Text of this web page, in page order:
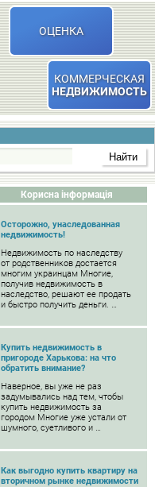
ОЦЕНКА
КОММЕРЧЕСКАЯ
НЕДВИЖИМОСТЬ
Корисна інформація
Осторожно, унаследованная
недвижимость!
Недвижимость по наследству
от родственников достается
многим украинцам Многие,
получив недвижимость в
наследство, решают ее продать
и быстро получить деньги. …
Купить недвижимость в
пригороде Харькова: на что
обратить внимание?
Наверное, вы уже не раз
задумывались над тем, чтобы
купить недвижимость за
городом Многие уже устали от
шумного, суетливого и …
Как выгодно купить квартиру на
вторичном рынке недвижимости